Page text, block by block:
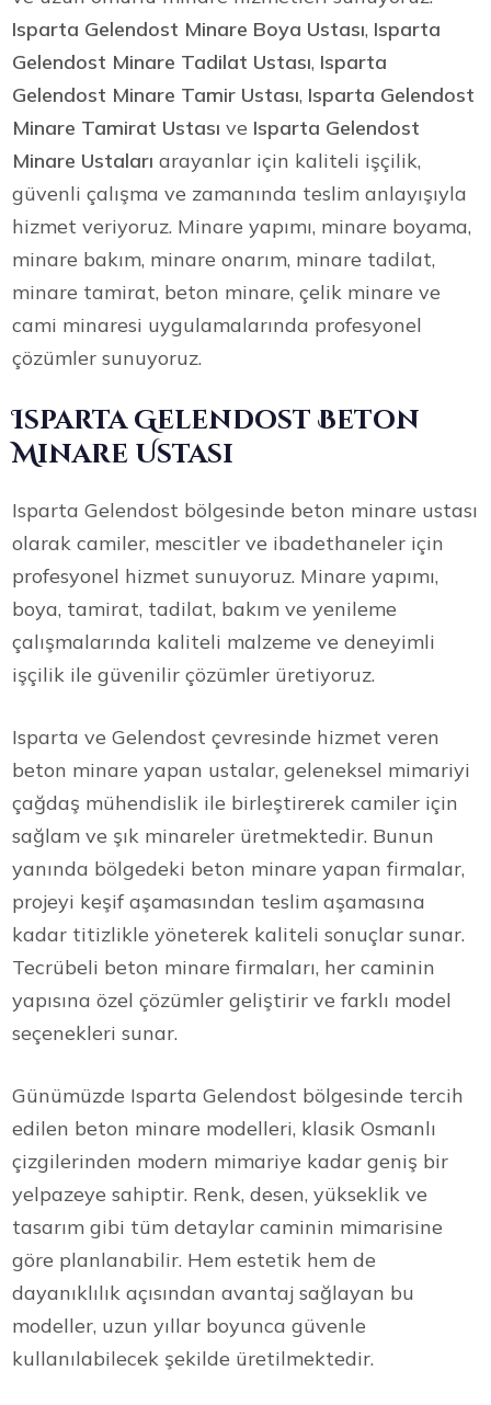
Isparta Gelendost Minare Boya Ustası, Isparta
Gelendost Minare Tadilat Ustası, Isparta
Gelendost Minare Tamir Ustası, Isparta Gelendost
Minare Tamirat Ustası ve Isparta Gelendost
Minare Ustaları arayanlar için kaliteli işçilik,
güvenli çalışma ve zamanında teslim anlayışıyla
hizmet veriyoruz. Minare yapımı, minare boyama,
minare bakım, minare onarım, minare tadilat,
minare tamirat, beton minare, çelik minare ve
cami minaresi uygulamalarında profesyonel
çözümler sunuyoruz.
Isparta Gelendost Beton
Minare Ustası
Isparta Gelendost bölgesinde beton minare ustası
olarak camiler, mescitler ve ibadethaneler için
profesyonel hizmet sunuyoruz. Minare yapımı,
boya, tamirat, tadilat, bakım ve yenileme
çalışmalarında kaliteli malzeme ve deneyimli
işçilik ile güvenilir çözümler üretiyoruz.
Isparta ve Gelendost çevresinde hizmet veren
beton minare yapan ustalar, geleneksel mimariyi
çağdaş mühendislik ile birleştirerek camiler için
sağlam ve şık minareler üretmektedir. Bunun
yanında bölgedeki beton minare yapan firmalar,
projeyi keşif aşamasından teslim aşamasına
kadar titizlikle yöneterek kaliteli sonuçlar sunar.
Tecrübeli beton minare firmaları, her caminin
yapısına özel çözümler geliştirir ve farklı model
seçenekleri sunar.
Günümüzde Isparta Gelendost bölgesinde tercih
edilen beton minare modelleri, klasik Osmanlı
çizgilerinden modern mimariye kadar geniş bir
yelpazeye sahiptir. Renk, desen, yükseklik ve
tasarım gibi tüm detaylar caminin mimarisine
göre planlanabilir. Hem estetik hem de
dayanıklılık açısından avantaj sağlayan bu
modeller, uzun yıllar boyunca güvenle
kullanılabilecek şekilde üretilmektedir.